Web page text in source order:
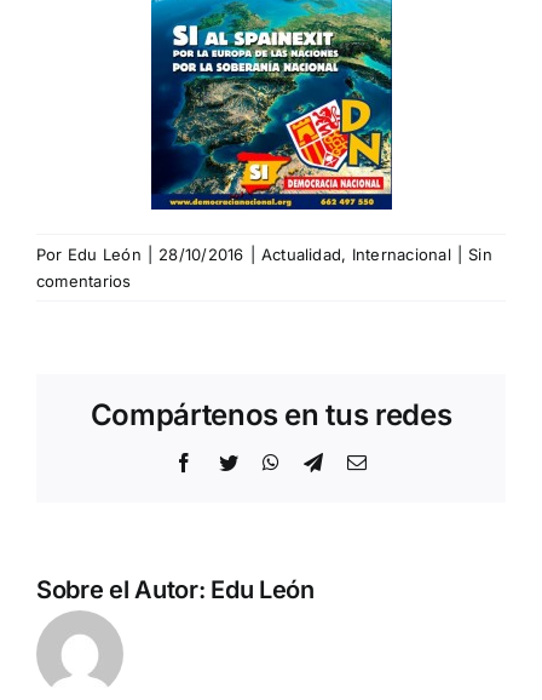
Por Edu León 28/10/2016 Actualidad, Internacional
Sin
comentarios
Compártenos en tus redes
Facebook
Twitter WhatsApp
TelegramCorreo
Sobre el Autor: Edu León